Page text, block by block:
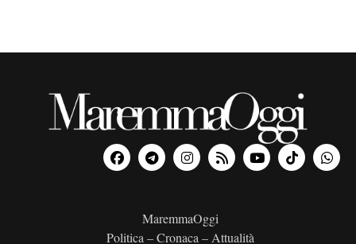
MaremmaOggi
Politica – Cronaca – Attualità